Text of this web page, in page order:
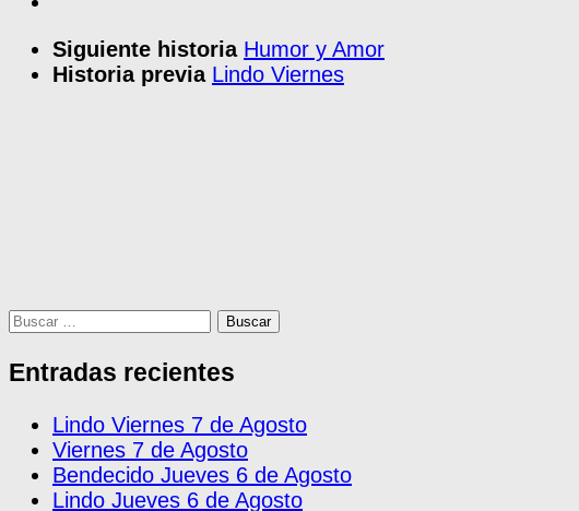
Siguiente historia Humor y Amor
Historia previa Lindo Viernes
Buscar:
Entradas recientes
Lindo Viernes 7 de Agosto
Viernes 7 de Agosto
Bendecido Jueves 6 de Agosto
Lindo Jueves 6 de Agosto